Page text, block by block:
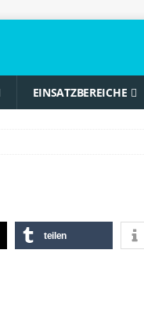
EINSATZBEREICHE
teilen